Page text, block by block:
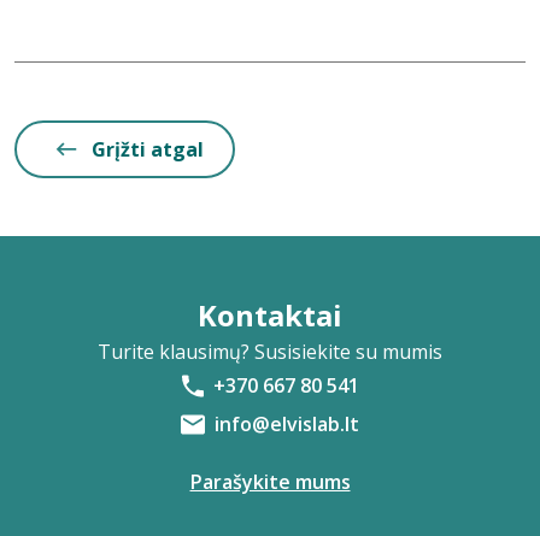
Grįžti atgal
Kontaktai
Turite klausimų? Susisiekite su mumis
+370 667 80 541
info@elvislab.lt
Parašykite mums